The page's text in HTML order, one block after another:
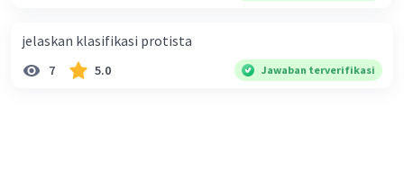
jelaskan klasifikasi protista
7 5.0 Jawaban terverifikasi